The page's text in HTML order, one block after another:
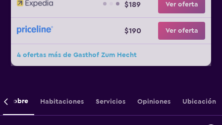
$189 Ver oferta
$190 Ver oferta
4 ofertas más de Gasthof Zum Hecht
Sobre Habitaciones Servicios Opiniones Ubicación